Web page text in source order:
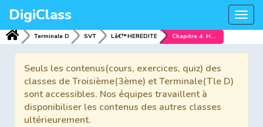
DigiClass
Terminale D SVT Lâ€™HEREDITE Chapitre 4: HEREDITE HUMAINE
Seuls les contenus(cours, exercices, quiz) des
classes de Troisième(3ème) et Terminale(Tle D)
sont accessibles. Nos équipes travaillent à
disponibiliser les contenus des autres classes
ultérieurement.